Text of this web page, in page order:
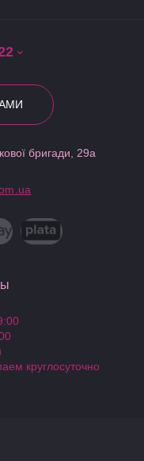
бригади, 29а
круглосуточно